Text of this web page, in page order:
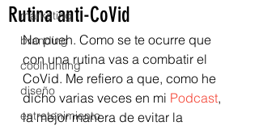
marketing
branding
coolhunting
diseño
entretenimiento
Rutina anti-CoVid
No pueh. Como se te ocurre que
con una rutina vas a combatir el
CoVid. Me refiero a que, como he
dicho varias veces en mi Podcast,
la mejor manera de evitar la